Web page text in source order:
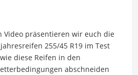
Video präsentieren wir euch die
255/45 R19 im Test
diese Reifen in den
abschneiden